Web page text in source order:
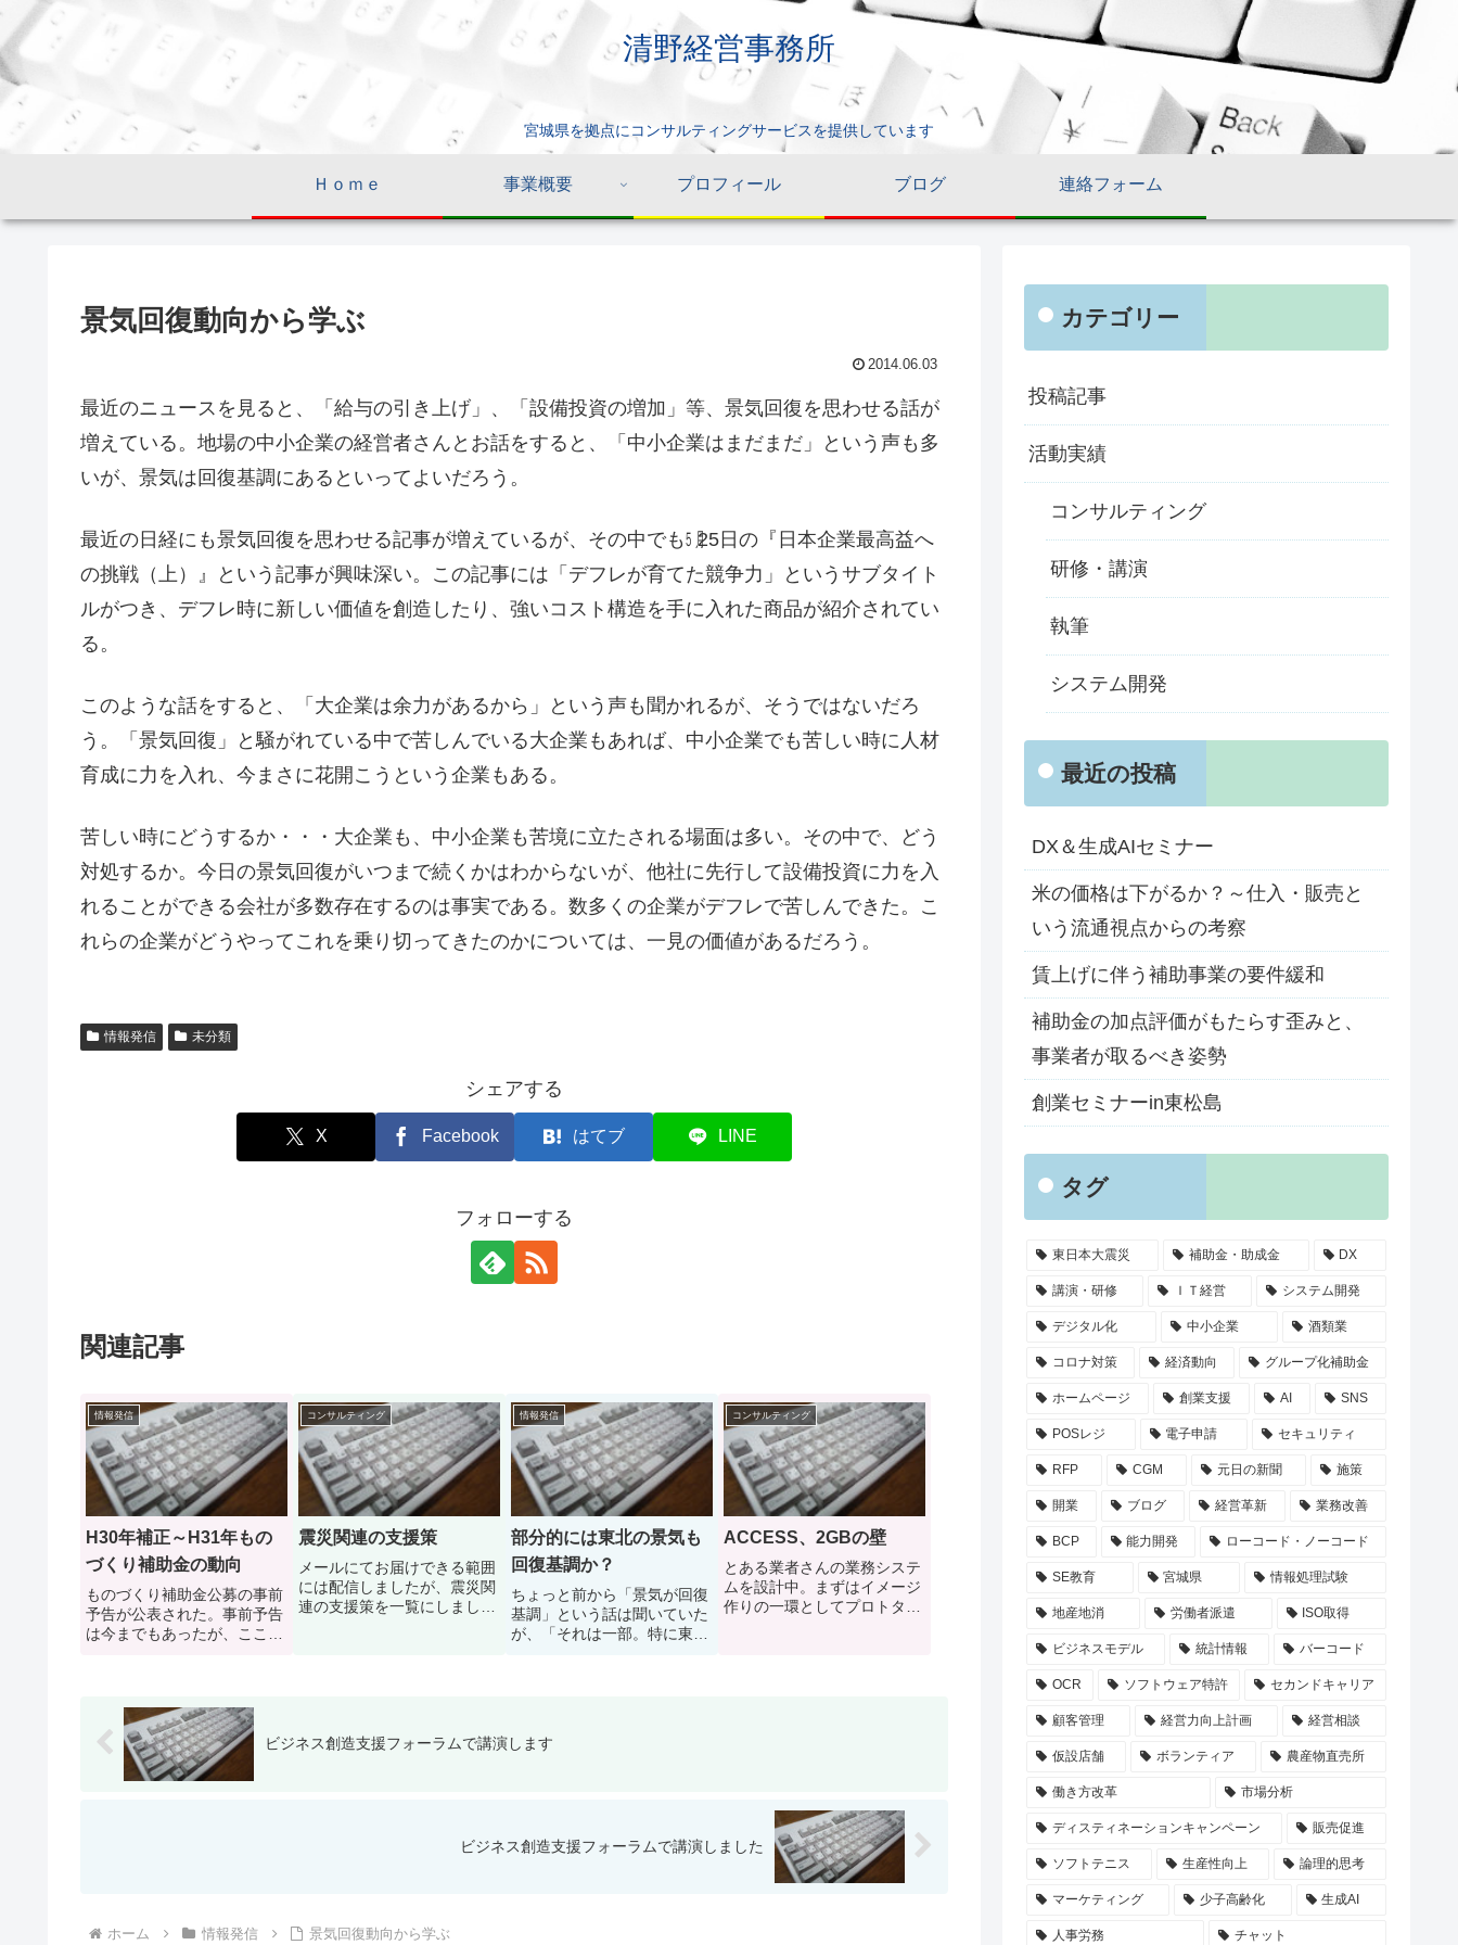
清野経営事務所
宮城県を拠点にコンサルティングサービスを提供しています
Ｈｏｍｅ 事業概要 プロフィール ブログ 連絡フォーム
景気回復動向から学ぶ
2014.06.03
最近のニュースを見ると、「給与の引き上げ」、「設備投資の増加」等、景気回復を思わせる話が
増えている。地場の中小企業の経営者さんとお話をすると、「中小企業はまだまだ」という声も多
いが、景気は回復基調にあるといってよいだろう。
最近の日経にも景気回復を思わせる記事が増えているが、その中でも㋄25日の『日本企業最高益へ
の挑戦（上）』という記事が興味深い。この記事には「デフレが育てた競争力」というサブタイト
ルがつき、デフレ時に新しい価値を創造したり、強いコスト構造を手に入れた商品が紹介されてい
る。
このような話をすると、「大企業は余力があるから」という声も聞かれるが、そうではないだろ
う。「景気回復」と騒がれている中で苦しんでいる大企業もあれば、中小企業でも苦しい時に人材
育成に力を入れ、今まさに花開こうという企業もある。
苦しい時にどうするか・・・大企業も、中小企業も苦境に立たされる場面は多い。その中で、どう
対処するか。今日の景気回復がいつまで続くかはわからないが、他社に先行して設備投資に力を入
れることができる会社が多数存在するのは事実である。数多くの企業がデフレで苦しんできた。こ
れらの企業がどうやってこれを乗り切ってきたのかについては、一見の価値があるだろう。
情報発信 未分類
シェアする
X Facebook はてブ LINE
フォローする
関連記事
情報発信
H30年補正～H31年もの
づくり補助金の動向
ものづくり補助金公募の事前
予告が公表された。事前予告
は今までもあったが、ここに
3月中旬には始まりそうだ。
その様な噂を耳にしたことは
あったものの、「そこまで
コンサルティング
震災関連の支援策
メールにてお届けできる範囲
には配信しましたが、震災関
連の支援策を一覧にしまし
情報発信
部分的には東北の景気も
回復基調か？
ちょっと前から「景気が回復
基調」という話は聞いていた
が、「それは一部。特に東北
成、ネット販売の開始、顧客
コンサルティング
ACCESS、2GBの壁
とある業者さんの業務システ
ムを設計中。まずはイメージ
作りの一環としてプロトタイ
ビジネス創造支援フォーラムで講演します
ビジネス創造支援フォーラムで講演しました
ホーム 情報発信 景気回復動向から学ぶ
カテゴリー
投稿記事
活動実績
コンサルティング
研修・講演
執筆
システム開発
最近の投稿
DX＆生成AIセミナー
米の価格は下がるか？～仕入・販売と
いう流通視点からの考察
賃上げに伴う補助事業の要件緩和
補助金の加点評価がもたらす歪みと、
事業者が取るべき姿勢
創業セミナーin東松島
タグ
東日本大震災 補助金・助成金 DX
講演・研修 ＩＴ経営 システム開発
デジタル化 中小企業 酒類業
コロナ対策 経済動向 グループ化補助金
ホームページ 創業支援 AI SNS
POSレジ 電子申請 セキュリティ
RFP CGM 元日の新聞 施策
開業 ブログ 経営革新 業務改善
BCP 能力開発 ローコード・ノーコード
SE教育 宮城県 情報処理試験
地産地消 労働者派遣 ISO取得
ビジネスモデル 統計情報 バーコード
OCR ソフトウェア特許 セカンドキャリア
顧客管理 経営力向上計画 経営相談
仮設店舗 ボランティア 農産物直売所
働き方改革 市場分析
ディスティネーションキャンペーン 販売促進
ソフトテニス 生産性向上 論理的思考
マーケティング 少子高齢化 生成AI
人事労務 チャット